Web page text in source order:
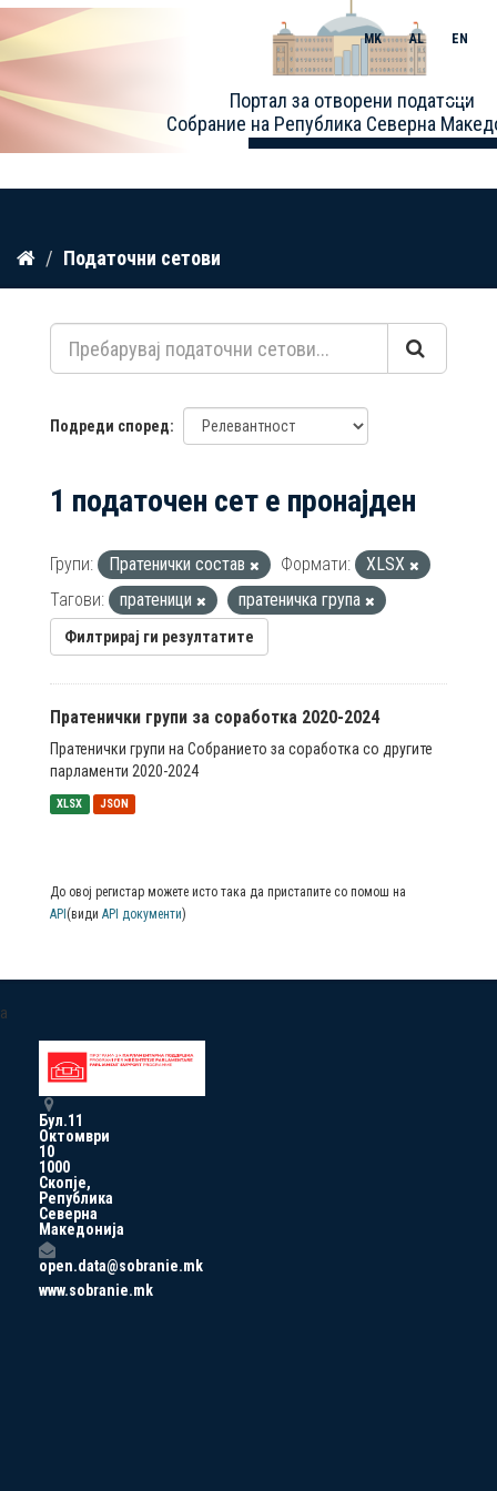
Прескокнете
содржина
Портал за отворени податоци
Собрание на Република Северна
MK AL EN
Toggle
Податочни сетови
Подреди според
1 податочен сет е пронајден
Групи: Пратенички состав Формати:
XLSX
Тагови:
пратеници пратеничка група
Филтрирај ги резултатите
Пратенички групи за соработка 2020-2024
Пратенички групи на Собранието за соработка со другите
парламенти 2020-2024
XLSX JSON
До овој регистар можете исто така да пристапите со помош на
API (види API документи)
a
Бул.11
Октомври
10
1000
Скопје,
Република
Северна
Македонија
open.data@sobranie.mk
www.sobranie.mk